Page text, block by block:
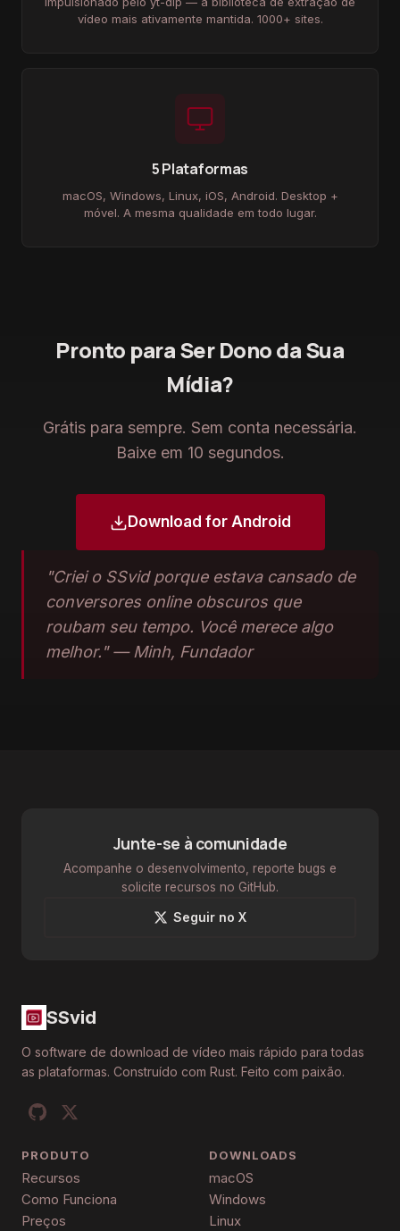
vídeo mais ativamente mantida. 1000+ sites.
5 Plataformas
macOS, Windows, Linux, iOS, Android. Desktop +
móvel. A mesma qualidade em todo lugar.
Pronto para Ser Dono da Sua
Mídia?
Grátis para sempre. Sem conta necessária.
Baixe em 10 segundos.
Download for Android
"Criei o SSvid porque estava cansado de
conversores online obscuros que
roubam seu tempo. Você merece algo
melhor." — Minh, Fundador
Junte-se à comunidade
Acompanhe o desenvolvimento, reporte bugs e
solicite recursos no GitHub.
Seguir no X
SSvid
O software de download de vídeo mais rápido para todas
as plataformas. Construído com Rust. Feito com paixão.
PRODUTO
Recursos
Como Funciona
Preços
DOWNLOADS
macOS
Windows
Linux